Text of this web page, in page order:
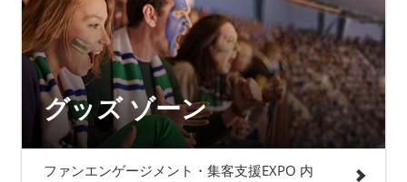
グッズ ゾーン
ファンエンゲージメント・集客支援EXPO 内